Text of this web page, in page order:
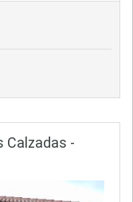
Calzadas -